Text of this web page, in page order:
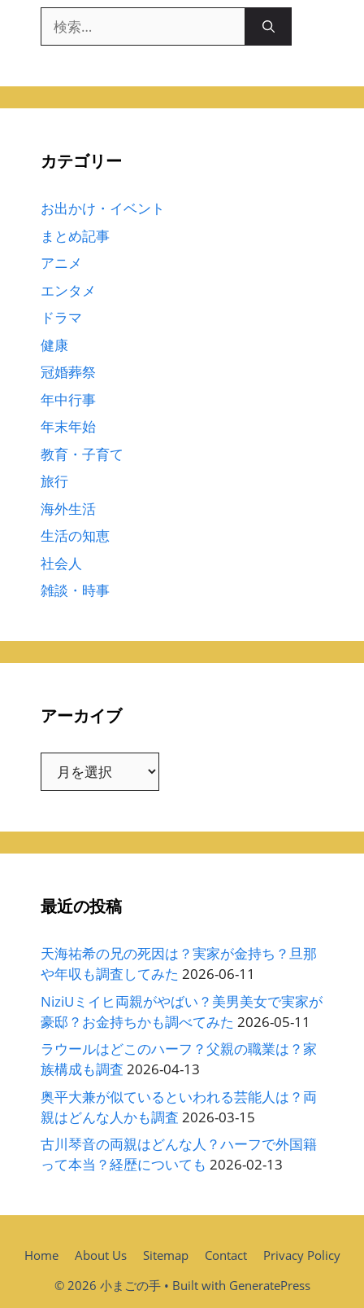
索:
カテゴリー
お出かけ・イベント
まとめ記事
アニメ
エンタメ
ドラマ
健康
冠婚葬祭
年中行事
年末年始
教育・子育て
旅行
海外生活
生活の知恵
社会人
雑談・時事
アーカイブ
最近の投稿
天海祐希の兄の死因は？実家が金持ち？旦那
や年収も調査してみた 2026-06-11
NiziUミイヒ両親がやばい？美男美女で実家が
豪邸？お金持ちかも調べてみた 2026-05-11
ラウールはどこのハーフ？父親の職業は？家
族構成も調査 2026-04-13
奥平大兼が似ているといわれる芸能人は？両
親はどんな人かも調査 2026-03-15
古川琴音の両親はどんな人？ハーフで外国籍
って本当？経歴についても 2026-02-13
Home About Us Sitemap Contact
Privacy Policy
© 2026 小まごの手• Built with GeneratePress